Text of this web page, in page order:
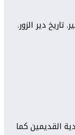
دير الزور.
القديمين كما